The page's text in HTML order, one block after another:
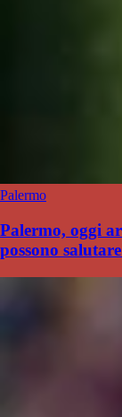
Palermo
Palermo, oggi
possono